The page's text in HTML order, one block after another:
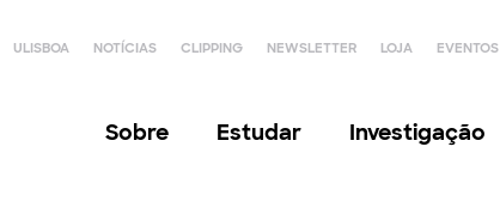
ULISBOA NOTÍCIAS CLIPPING NEWSLETTER LOJA EVENTOS
Sobre Estudar Investigação